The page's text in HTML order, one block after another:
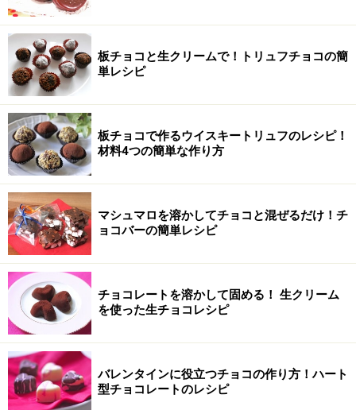
板チョコと生クリームで！トリュフチョコの簡
単レシピ
板チョコで作るウイスキートリュフのレシピ！
材料4つの簡単な作り方
マシュマロを溶かしてチョコと混ぜるだけ！チ
ョコバーの簡単レシピ
チョコレートを溶かして固める！ 生クリーム
を使った生チョコレシピ
バレンタインに役立つチョコの作り方！ハート
型チョコレートのレシピ